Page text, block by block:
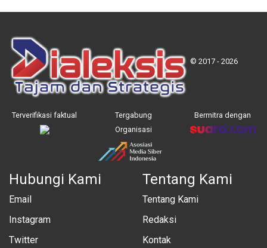
© 2017 - 2026
Terverifikasi faktual
Tergabung
Organisasi
Bermitra dengan
Hubungi Kami
Email
Instagram
Twitter
Tentang Kami
Tentang Kami
Redaksi
Kontak